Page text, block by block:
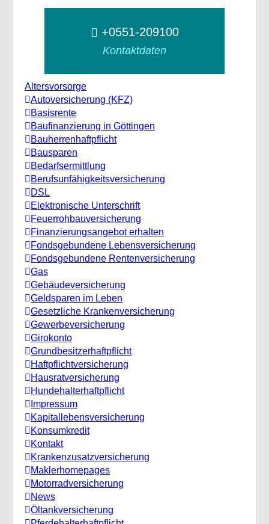
+0551-209100
Kontaktdaten
Altersvorsorge
Autoversicherung (KFZ)
Basisrente
Baufinanzierung in Göttingen
Bauherrenhaftpflicht
Bausparen
Bedarfsermittlung
Berufs­unfähigkeitsversicherung
DSL
Elektronische Unterschrift
Feuerrohbauversicherung
Finanzierungsangebot erhalten
Fondsgebundene Lebensversicherung
Fondsgebundene Rentenversicherung
Gas
Gebäudeversicherung
Geldsparen im Leben
Gesetzliche Krankenversicherung
Gewerbeversicherung
Girokonto
Grundbesitzerhaftpflicht
Haftpflichtversicherung
Hausratversicherung
Hundehalterhaftpflicht
Impressum
Kapitallebensversicherung
Konsumkredit
Kontakt
Krankenzusatzversicherung
Maklerhomepages
Motorradversicherung
News
Öltankversicherung